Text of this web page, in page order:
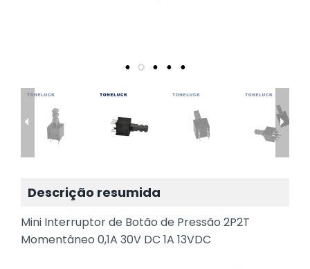
Descrição resumida
Mini Interruptor de Botão de Pressão 2P2T
Momentâneo 0,1A 30V DC 1A 13VDC